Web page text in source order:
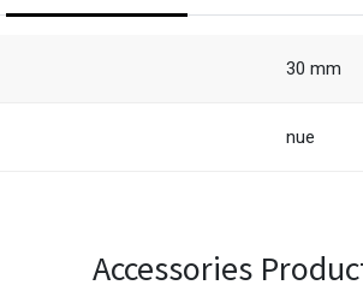
30 mm
nue
Accessories